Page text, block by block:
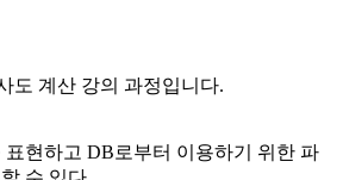
도 계산 강의 과정입니다.
현하고 DB로부터 이용하기 위한 파